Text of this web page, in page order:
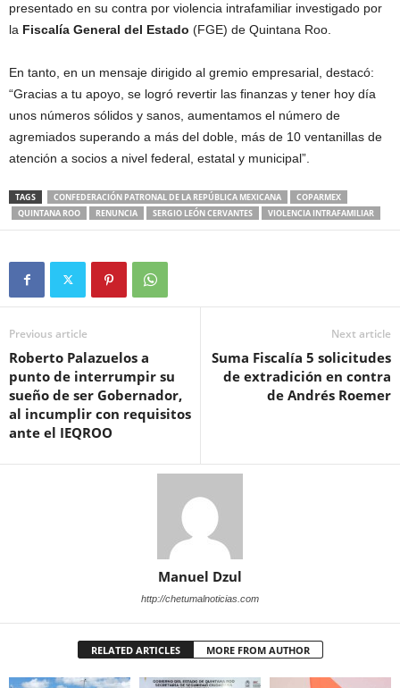
presentado en su contra por violencia intrafamiliar investigado por
la Fiscalía General del Estado (FGE) de Quintana Roo.
En tanto, en un mensaje dirigido al gremio empresarial, destacó:
“Gracias a tu apoyo, se logró revertir las finanzas y tener hoy día
unos números sólidos y sanos, aumentamos el número de
agremiados superando a más del doble, más de 10 ventanillas de
atención a socios a nivel federal, estatal y municipal”.
TAGS CONFEDERACIÓN PATRONAL DE LA REPÚBLICA MEXICANA
COPARMEX
QUINTANA ROO
RENUNCIA SERGIO LEÓN CERVANTES VIOLENCIA INTRAFAMILIAR
Previous article
Roberto Palazuelos a
punto de interrumpir su
sueño de ser Gobernador,
al incumplir con requisitos
ante el IEQROO
Next article
Suma Fiscalía 5 solicitudes
de extradición en contra
de Andrés Roemer
Manuel Dzul
http://chetumalnoticias.com
RELATED ARTICLES MORE FROM AUTHOR